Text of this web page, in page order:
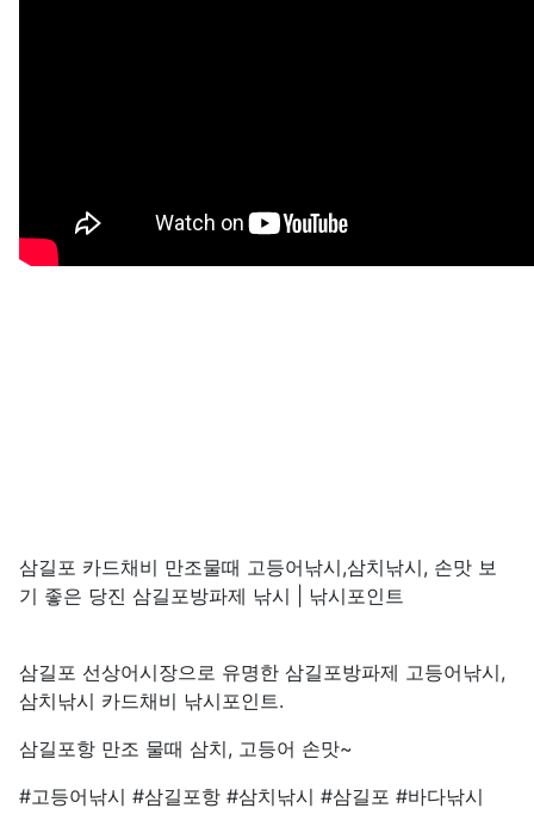
삼길포 카드채비 만조물때 고등어낚시,삼치낚시, 손맛 보
기 좋은 당진 삼길포방파제 낚시 | 낚시포인트
삼길포 선상어시장으로 유명한 삼길포방파제 고등어낚시,
삼치낚시 카드채비 낚시포인트.
삼길포항 만조 물때 삼치, 고등어 손맛~
#고등어낚시 #삼길포항 #삼치낚시 #삼길포 #바다낚시